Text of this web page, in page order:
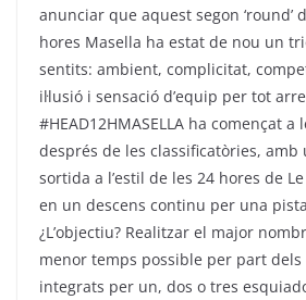
anunciar que aquest segon ‘round’
hores Masella ha estat de nou un
sentits: ambient, complicitat,
il·lusió i sensació d’equip per tot
#HEAD12HMASELLA ha començat a
després de les classificatòries, amb
sortida a l’estil de les 24 hores de
en un descens continu per una
¿L’objectiu? Realitzar el major
menor temps possible per part
integrats per un, dos o tres